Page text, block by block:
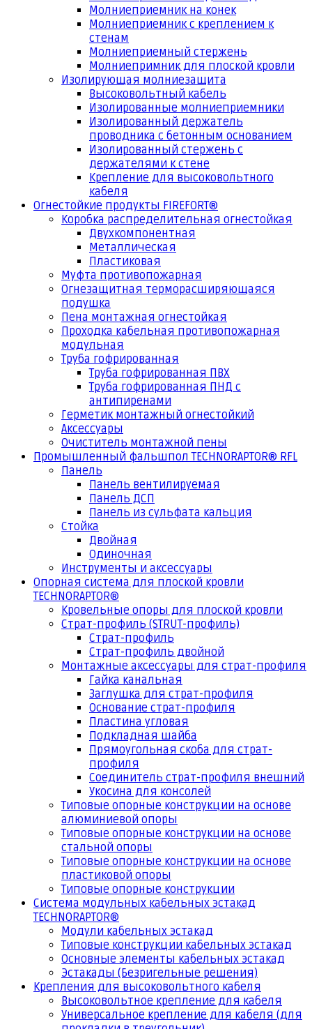
Молниеприемник на конек
Молниеприемник с креплением к
стенам
Молниеприемный стержень
Молниепримник для плоской кровли
Изолирующая молниезащита
Высоковольтный кабель
Изолированные молниеприемники
Изолированный держатель
проводника с бетонным основанием
Изолированный стержень с
держателями к стене
Крепление для высоковольтного
кабеля
Огнестойкие продукты FIREFORT®
Коробка распределительная огнестойкая
Двухкомпонентная
Металлическая
Пластиковая
Муфта противопожарная
Огнезащитная терморасширяющаяся
подушка
Пена монтажная огнестойкая
Проходка кабельная противопожарная
модульная
Труба гофрированная
Труба гофрированная ПВХ
Труба гофрированная ПНД с
антипиренами
Герметик монтажный огнестойкий
Аксессуары
Очиститель монтажной пены
Промышленный фальшпол TECHNORAPTOR® RFL
Панель
Панель вентилируемая
Панель ДСП
Панель из сульфата кальция
Стойка
Двойная
Одиночная
Инструменты и аксессуары
Опорная система для плоской кровли
TECHNORAPTOR®
Кровельные опоры для плоской кровли
Страт-профиль (STRUT-профиль)
Страт-профиль
Страт-профиль двойной
Монтажные аксессуары для страт-профиля
Гайка канальная
Заглушка для страт-профиля
Основание страт-профиля
Пластина угловая
Подкладная шайба
Прямоугольная скоба для страт-
профиля
Соединитель страт-профиля внешний
Укосина для консолей
Типовые опорные конструкции на основе
алюминиевой опоры
Типовые опорные конструкции на основе
стальной опоры
Типовые опорные конструкции на основе
пластиковой опоры
Типовые опорные конструкции
Система модульных кабельных эстакад
TECHNORAPTOR®
Модули кабельных эстакад
Типовые конструкции кабельных эстакад
Основные элементы кабельных эстакад
Эстакады (Безригельные решения)
Крепления для высоковольтного кабеля
Высоковольтное крепление для кабеля
Универсальное крепление для кабеля (для